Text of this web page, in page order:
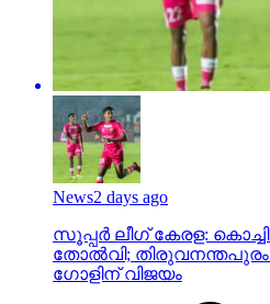
News2 days ago
സൂപ്പര്‍ ലീഗ് കേരള:
തോല്‍വി;
ഗോളിന് വിജയം